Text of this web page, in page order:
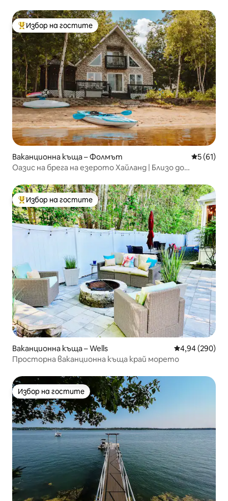
Най-популярен избор на гостите
Избор на гостите
Ваканционна къща – Фолмът Средна
5 (61)
Оазис на брега на езерото Хайланд | Близо до
Най-популярен избор на гостите
Избор на гостите
Ваканционна къща – Wells Средна
4,94 (290)
Просторна ваканционна къща край морето
Избор на гостите
Избор на гостите